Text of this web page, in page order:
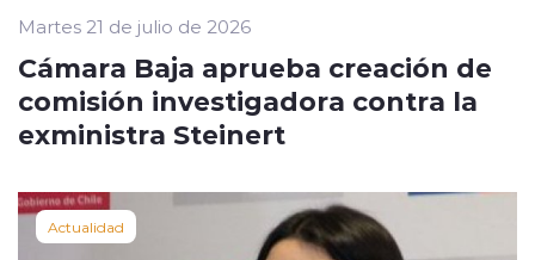
Martes 21 de julio de 2026
Cámara Baja aprueba creación de
comisión investigadora contra la
exministra Steinert
Actualidad